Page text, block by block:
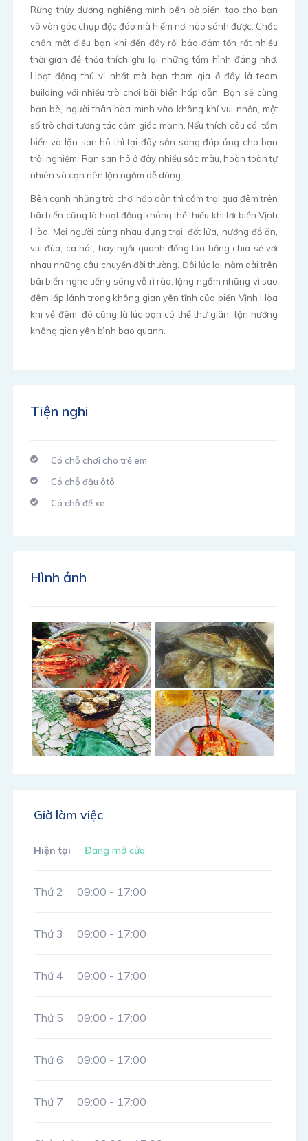
Rừng thùy dương nghiêng mình bên bờ biển, tạo cho bạn
vô vàn góc chụp độc đáo mà hiếm nơi nào sánh được. Chắc
chắn một điều bạn khi đến đây rồi bảo đảm tốn rất nhiều
thời gian để thỏa thích ghi lại những tấm hình đáng nhớ.
Hoạt động thú vị nhất mà bạn tham gia ở đây là team
building với nhiều trò chơi bãi biển hấp dẫn. Bạn sẽ cùng
bạn bè, người thân hòa mình vào không khí vui nhộn, một
số trò chơi tương tác cảm giác mạnh. Nếu thích câu cá, tắm
biển và lặn san hô thì tại đây sẵn sàng đáp ứng cho bạn
trải nghiệm. Rạn san hô ở đây nhiều sắc màu, hoàn toàn tự
nhiên và cạn nên lặn ngắm dễ dàng.
Bên cạnh những trò chơi hấp dẫn thì cắm trại qua đêm trên
bãi biển cũng là hoạt động không thể thiếu khi tới biển Vịnh
Hòa. Mọi người cùng nhau dựng trại, đốt lửa, nướng đồ ăn,
vui đùa, ca hát, hay ngồi quanh đống lửa hồng chia sẻ với
nhau những câu chuyền đời thường. Đôi lúc lại nằm dài trên
bãi biển nghe tiếng sóng vỗ rì rào, lặng ngắm những vì sao
đêm lấp lánh trong không gian yên tĩnh của biển Vịnh Hòa
khi về đêm, đó cũng là lúc bạn có thể thư giãn, tận hưởng
không gian yên bình bao quanh.
Tiện nghi
Có chỗ chơi cho trẻ em
Có chỗ đậu ôtô
Có chỗ để xe
Hình ảnh
Giờ làm việc
Hiện tại Đang mở cửa
Thứ 2 09:00 - 17:00
Thứ 3 09:00 - 17:00
Thứ 4 09:00 - 17:00
Thứ 5 09:00 - 17:00
Thứ 6 09:00 - 17:00
Thứ 7 09:00 - 17:00